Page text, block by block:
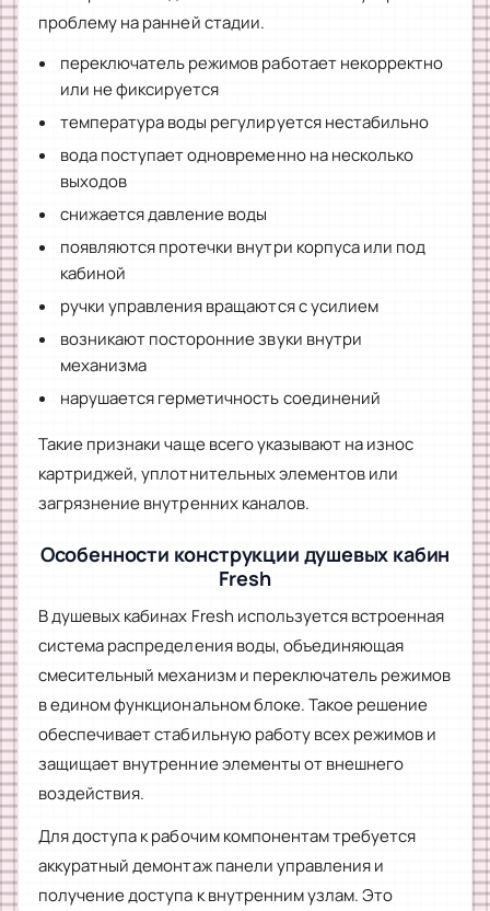
проблему на ранней стадии.
переключатель режимов работает некорректно
или не фиксируется
температура воды регулируется нестабильно
вода поступает одновременно на несколько
выходов
снижается давление воды
появляются протечки внутри корпуса или под
кабиной
ручки управления вращаются с усилием
возникают посторонние звуки внутри
механизма
нарушается герметичность соединений
Такие признаки чаще всего указывают на износ
картриджей, уплотнительных элементов или
загрязнение внутренних каналов.
Особенности конструкции душевых кабин
Fresh
В душевых кабинах Fresh используется встроенная
система распределения воды, объединяющая
смесительный механизм и переключатель режимов
в едином функциональном блоке. Такое решение
обеспечивает стабильную работу всех режимов и
защищает внутренние элементы от внешнего
воздействия.
Для доступа к рабочим компонентам требуется
аккуратный демонтаж панели управления и
получение доступа к внутренним узлам. Это